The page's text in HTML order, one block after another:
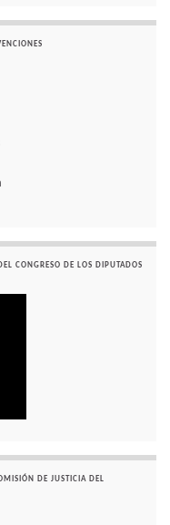
CONGRESO DE LOS DIPUTADOS
DE JUSTICIA DEL